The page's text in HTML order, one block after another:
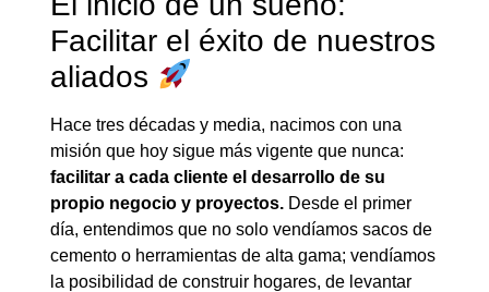
Facilitar el éxito de nuestros
aliados
Hace tres décadas y media, nacimos con una
misión que hoy sigue más vigente que nunca:
facilitar a cada cliente el desarrollo de su
propio negocio y proyectos. Desde el primer
día, entendimos que no solo vendíamos sacos de
cemento o herramientas de alta gama; vendíamos
la posibilidad de construir hogares, de levantar